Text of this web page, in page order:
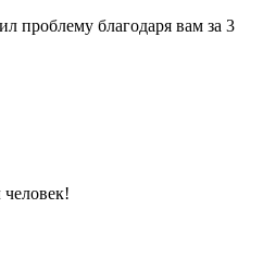
проблему благодаря вам за 3